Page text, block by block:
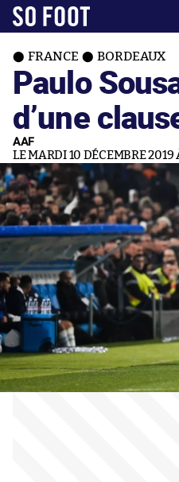
FRANCE BORDEAUX
Paulo
d’une
AAF
LE MARDI 10 DÉCEMBRE 2019